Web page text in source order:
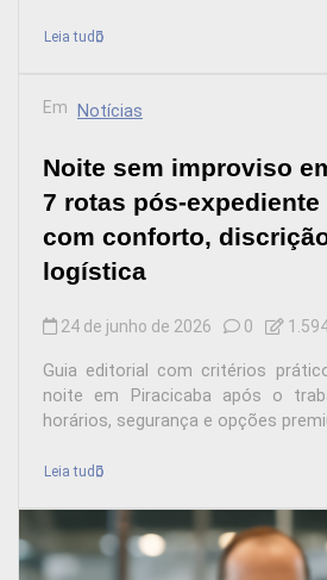
Leia tudo
Em Notícias
Noite sem improviso
7 rotas pós-
com conforto,
logística
24 de junho de 2026 0
Guia editorial com critérios
noite em Piracicaba após o
horários, segurança e opções
Leia tudo